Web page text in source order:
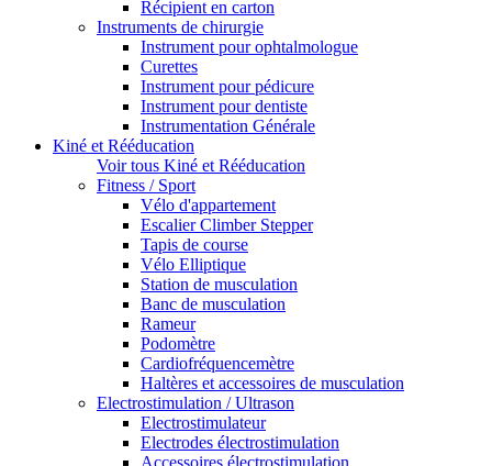
Récipient en carton
Instruments de chirurgie
Instrument pour ophtalmologue
Curettes
Instrument pour pédicure
Instrument pour dentiste
Instrumentation Générale
Kiné et Rééducation
Voir tous Kiné et Rééducation
Fitness / Sport
Vélo d'appartement
Escalier Climber Stepper
Tapis de course
Vélo Elliptique
Station de musculation
Banc de musculation
Rameur
Podomètre
Cardiofréquencemètre
Haltères et accessoires de musculation
Electrostimulation / Ultrason
Electrostimulateur
Electrodes électrostimulation
Accessoires électrostimulation